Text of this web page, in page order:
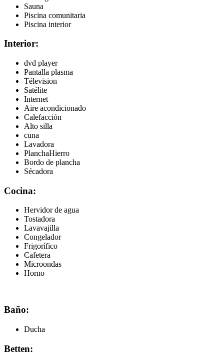
Sauna
Piscina comunitaria
Piscina interior
Interior:
dvd player
Pantalla plasma
Télevision
Satélite
Internet
Aire acondicionado
Calefacción
Alto silla
cuna
Lavadora
PlanchaHierro
Bordo de plancha
Sécadora
Cocina:
Hervidor de agua
Tostadora
Lavavajilla
Congelador
Frigorífico
Cafetera
Microondas
Horno
Baño:
Ducha
Betten: